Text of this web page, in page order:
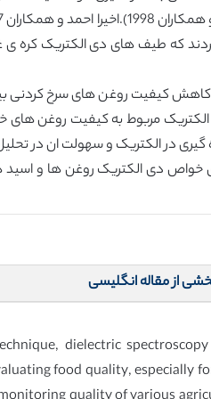
3000-500مگاهرتز کردند.ان های پی بردند که
کیفیت روغن های سرخ کردنی
مربوط به کیفیت روغن
در الکتریک و سهولت ان در تحلیل
خواص دی الکتریک روغن ها و
از مقاله انگلیسی
dielectric
food quality, especially